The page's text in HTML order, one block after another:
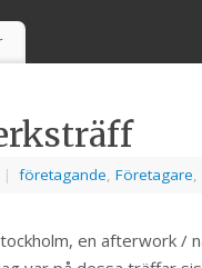
| företagande, Företagare,
en afterwork /